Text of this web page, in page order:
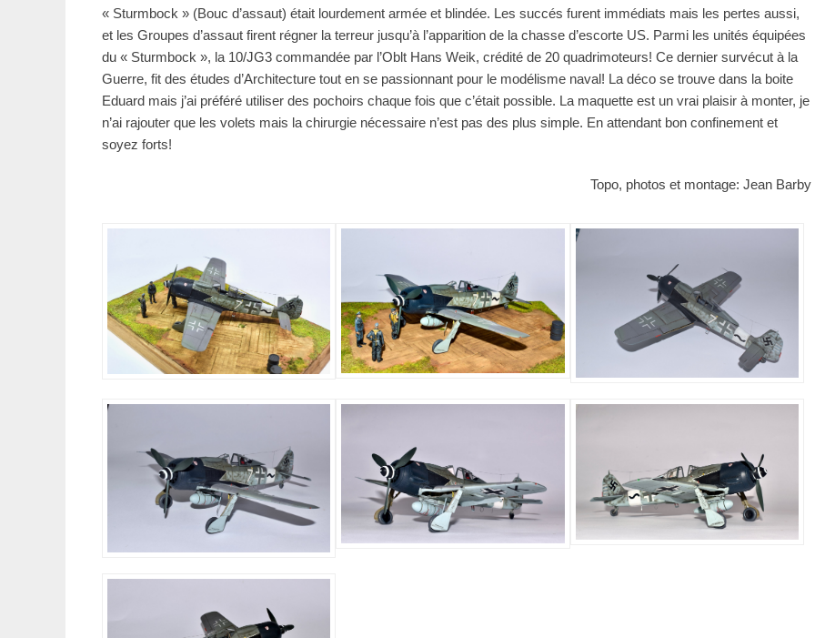
« Sturmbock » (Bouc d’assaut) était lourdement armée et blindée. Les succés furent immédiats mais les pertes aussi,
et les Groupes d’assaut firent régner la terreur jusqu’à l’apparition de la chasse d’escorte US. Parmi les unités équipées
du « Sturmbock », la 10/JG3 commandée par l’Oblt Hans Weik, crédité de 20 quadrimoteurs! Ce dernier survécut à la
Guerre, fit des études d’Architecture tout en se passionnant pour le modélisme naval! La déco se trouve dans la boite
Eduard mais j’ai préféré utiliser des pochoirs chaque fois que c’était possible. La maquette est un vrai plaisir à monter, je
n’ai rajouter que les volets mais la chirurgie nécessaire n’est pas des plus simple. En attendant bon confinement et
soyez forts!
Topo, photos et montage: Jean Barby